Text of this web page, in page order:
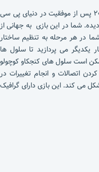
Splice ، بازی برگزیده سبک پازل در سال ۲۰۱۱ پس از موفقیت در دنیای پی سی
شما در این بازی به جهانی از
در هر مرحله به تنظیم ساختار
یکدیگر می پردازید تا سلول ها
است سلول های کنجکاو کوچولو
اتصالات و انجام تغییرات در
می کند. این بازی دارای گرافیک